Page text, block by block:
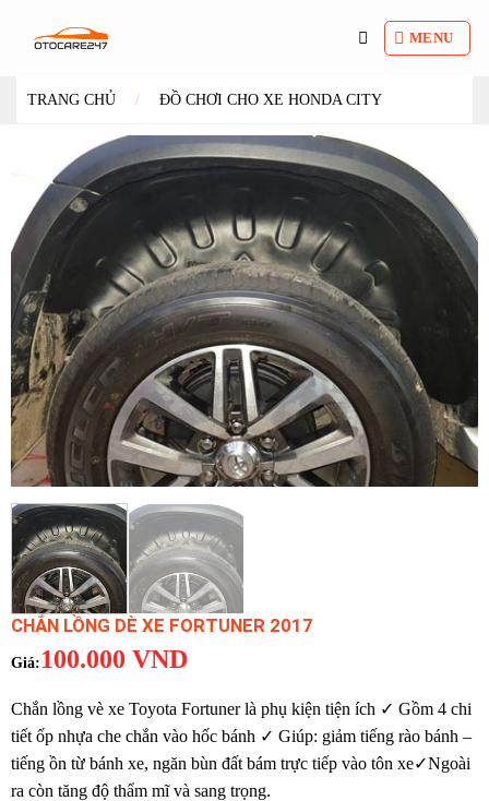
dung
MENU
TRANG CHỦ / ĐỒ CHƠI CHO XE HONDA CITY
CHẮN LỒNG DÈ XE FORTUNER 2017
100.000 VND
Chắn lồng vè xe Toyota Fortuner là phụ kiện tiện ích ✓ Gồm 4 chi
tiết ốp nhựa che chắn vào hốc bánh ✓ Giúp: giảm tiếng rào bánh –
tiếng ồn từ bánh xe, ngăn bùn đất bám trực tiếp vào tôn xe✓Ngoài
ra còn tăng độ thẩm mĩ và sang trọng.